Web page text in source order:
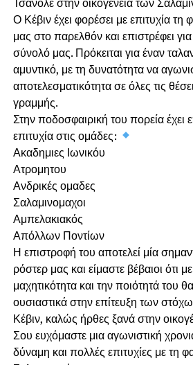
Ο Κέβιν έχει φορέσει με επιτυχία
μας στο παρελθόν και επιστρέφει
σύνολό μας. Πρόκειται για έναν
αμυντικό, με τη δυνατότητα να
αποτελεσματικότητα σε όλες τις
γραμμής.
Στην ποδοσφαιρική του πορεία έχει
επιτυχία στις ομάδες:
Ακαδημιες Ιωνικόυ
Ατρομητου
Ανδρικές ομαδες
Σαλαμινομαχοι
Αμπελακιακός
Απόλλων Ποντίων
Η επιστροφή του αποτελεί μία
ρόστερ μας και είμαστε βέβαιοι ότι
μαχητικότητα και την ποιότητά του
ουσιαστικά στην επίτευξη των
Κέβιν, καλώς ήρθες ξανά στην
Σου ευχόμαστε μια αγωνιστική
δύναμη και πολλές επιτυχίες με τη